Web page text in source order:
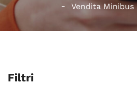
Vendita Minibus
Filtri